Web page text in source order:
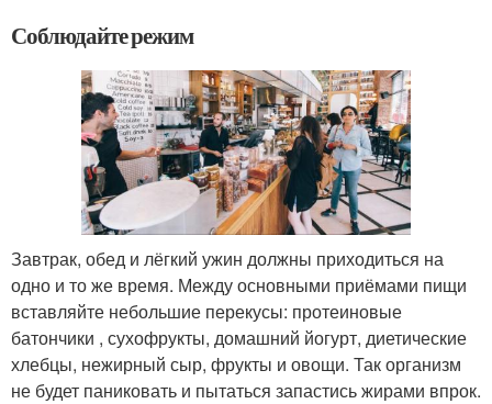
Соблюдайте режим
Завтрак, обед и лёгкий ужин должны приходиться на
одно и то же время. Между основными приёмами пищи
вставляйте небольшие перекусы: протеиновые
батончики , сухофрукты, домашний йогурт, диетические
хлебцы, нежирный сыр, фрукты и овощи. Так организм
не будет паниковать и пытаться запастись жирами впрок.